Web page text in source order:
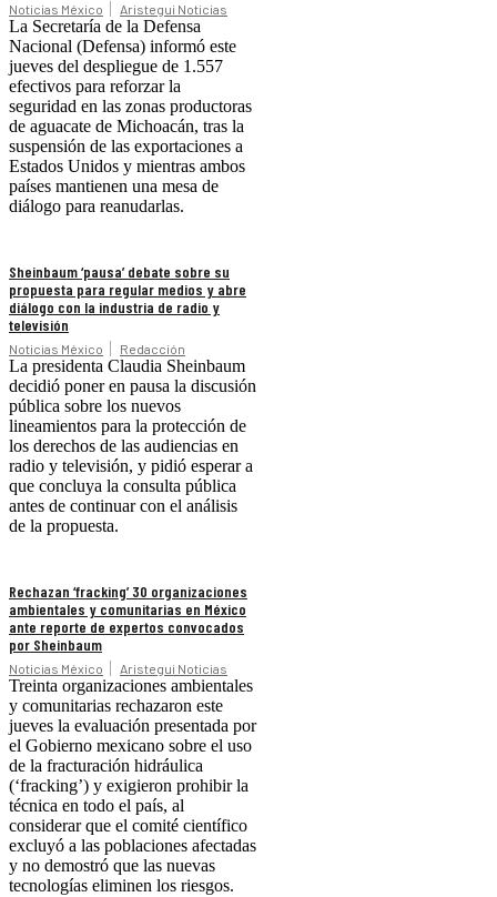
Noticias México Aristegui Noticias
La Secretaría de la Defensa
Nacional (Defensa) informó este
jueves del despliegue de 1.557
efectivos para reforzar la
seguridad en las zonas productoras
de aguacate de Michoacán, tras la
suspensión de las exportaciones a
Estados Unidos y mientras ambos
países mantienen una mesa de
diálogo para reanudarlas.
Sheinbaum ‘pausa’ debate sobre su
propuesta para regular medios y abre
diálogo con la industria de radio y
televisión
Noticias México Redacción
La presidenta Claudia Sheinbaum
decidió poner en pausa la discusión
pública sobre los nuevos
lineamientos para la protección de
los derechos de las audiencias en
radio y televisión, y pidió esperar a
que concluya la consulta pública
antes de continuar con el análisis
de la propuesta.
Rechazan ‘fracking’ 30 organizaciones
ambientales y comunitarias en México
ante reporte de expertos convocados
por Sheinbaum
Noticias México Aristegui Noticias
Treinta organizaciones ambientales
y comunitarias rechazaron este
jueves la evaluación presentada por
el Gobierno mexicano sobre el uso
de la fracturación hidráulica
(‘fracking’) y exigieron prohibir la
técnica en todo el país, al
considerar que el comité científico
excluyó a las poblaciones afectadas
y no demostró que las nuevas
tecnologías eliminen los riesgos.